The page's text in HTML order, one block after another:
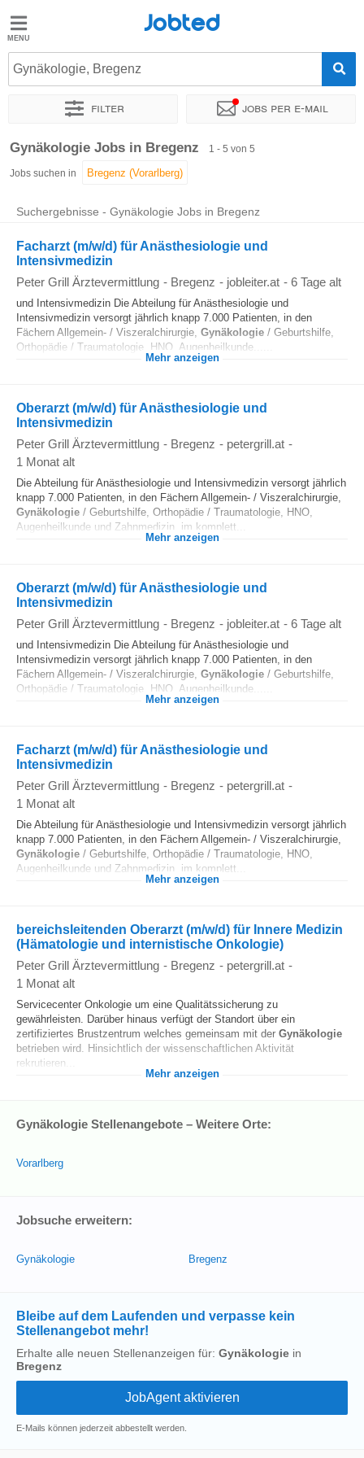
Jobted
Jobs
Jobted
Gynäkologie, Bregenz
Filter Jobs per e-mail
Sortieren nach Genauer Standort Personaldienstleister
Gynäkologie Jobs in Bregenz 1 - 5 von 5
Jobs suchen in
Suchergebnisse - Gynäkologie Jobs in Bregenz
Facharzt (m/w/d) für Anästhesiologie und
Intensivmedizin
Peter Grill Ärztevermittlung - Bregenz - jobleiter.at - 6 Tage alt
und Intensivmedizin Die Abteilung für Anästhesiologie und
Intensivmedizin versorgt jährlich knapp 7.000 Patienten, in den
Fächern Allgemein- / Viszeralchirurgie, Gynäkologie / Geburtshilfe,
Orthopädie / Traumatologie, HNO, Augenheilkunde......
Mehr anzeigen
Oberarzt (m/w/d) für Anästhesiologie und
Intensivmedizin
Peter Grill Ärztevermittlung - Bregenz - petergrill.at -
1 Monat alt
Die Abteilung für Anästhesiologie und Intensivmedizin versorgt jährlich
knapp 7.000 Patienten, in den Fächern Allgemein- / Viszeralchirurgie,
Gynäkologie / Geburtshilfe, Orthopädie / Traumatologie, HNO,
Augenheilkunde und Zahnmedizin, im komplett...
Mehr anzeigen
Oberarzt (m/w/d) für Anästhesiologie und
Intensivmedizin
Peter Grill Ärztevermittlung - Bregenz - jobleiter.at - 6 Tage alt
und Intensivmedizin Die Abteilung für Anästhesiologie und
Intensivmedizin versorgt jährlich knapp 7.000 Patienten, in den
Fächern Allgemein- / Viszeralchirurgie, Gynäkologie / Geburtshilfe,
Orthopädie / Traumatologie, HNO, Augenheilkunde......
Mehr anzeigen
Facharzt (m/w/d) für Anästhesiologie und
Intensivmedizin
Peter Grill Ärztevermittlung - Bregenz - petergrill.at -
1 Monat alt
Die Abteilung für Anästhesiologie und Intensivmedizin versorgt jährlich
knapp 7.000 Patienten, in den Fächern Allgemein- / Viszeralchirurgie,
Gynäkologie / Geburtshilfe, Orthopädie / Traumatologie, HNO,
Augenheilkunde und Zahnmedizin, im komplett...
Mehr anzeigen
bereichsleitenden Oberarzt (m/w/d) für Innere Medizin
(Hämatologie und internistische Onkologie)
Peter Grill Ärztevermittlung - Bregenz - petergrill.at -
1 Monat alt
Servicecenter Onkologie um eine Qualitätssicherung zu
gewährleisten. Darüber hinaus verfügt der Standort über ein
zertifiziertes Brustzentrum welches gemeinsam mit der Gynäkologie
betrieben wird. Hinsichtlich der wissenschaftlichen Aktivität
rekrutieren...
Mehr anzeigen
Gynäkologie Stellenangebote – Weitere Orte:
Vorarlberg
Jobsuche erweitern:
Gynäkologie Bregenz
Bleibe auf dem Laufenden und verpasse kein
Stellenangebot mehr!
Erhalte alle neuen Stellenanzeigen für: Gynäkologie in
Bregenz
E-Mails können jederzeit abbestellt werden.